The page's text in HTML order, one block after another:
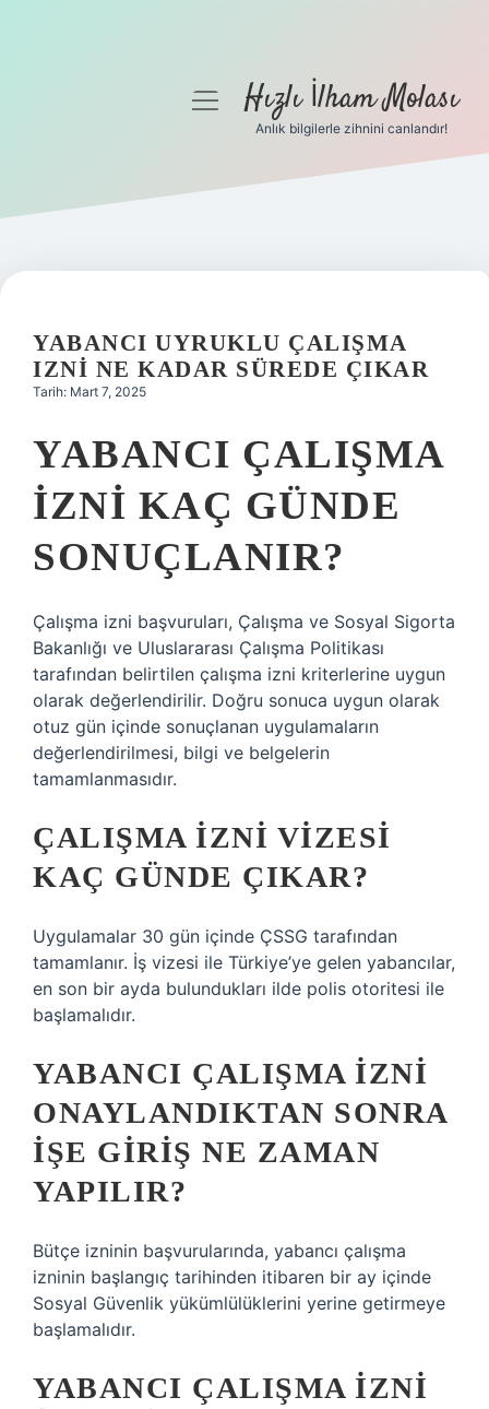
Gizlilik Politikası
Yasal Uyarı
menüyüHızlı İlham Molası
Anlık bilgilerle zihnini canlandır!
YABANCI UYRUKLU ÇALIŞMA
IZNI NE KADAR SÜREDE ÇIKAR
Tarih: Mart 7, 2025
YABANCI ÇALIŞMA
IZNI KAÇ GÜNDE
SONUÇLANIR?
Çalışma izni başvuruları, Çalışma ve Sosyal Sigorta
Bakanlığı ve Uluslararası Çalışma Politikası
tarafından belirtilen çalışma izni kriterlerine uygun
olarak değerlendirilir. Doğru sonuca uygun olarak
otuz gün içinde sonuçlanan uygulamaların
değerlendirilmesi, bilgi ve belgelerin
tamamlanmasıdır.
ÇALIŞMA IZNI VIZESI
KAÇ GÜNDE ÇIKAR?
Uygulamalar 30 gün içinde ÇSSG tarafından
tamamlanır. İş vizesi ile Türkiye’ye gelen yabancılar,
en son bir ayda bulundukları ilde polis otoritesi ile
başlamalıdır.
YABANCI ÇALIŞMA IZNI
ONAYLANDIKTAN SONRA
IŞE GIRIŞ NE ZAMAN
YAPILIR?
Bütçe izninin başvurularında, yabancı çalışma
izninin başlangıç ​​tarihinden itibaren bir ay içinde
Sosyal Güvenlik yükümlülüklerini yerine getirmeye
başlamalıdır.
YABANCI ÇALIŞMA IZNI